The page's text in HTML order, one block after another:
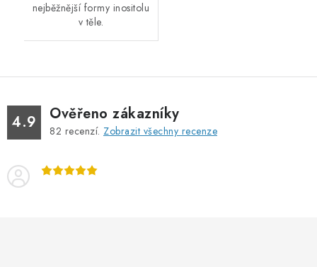
nejběžnější formy inositolu
v těle.
4.9 Ověřeno zákazníky
82 recenzí. Zobrazit všechny recenze